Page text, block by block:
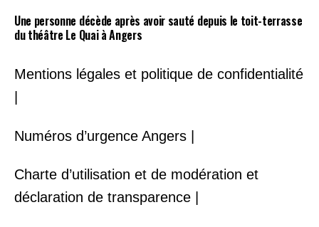
Une personne décède après avoir sauté depuis le toit-terrasse
du théâtre Le Quai à Angers
Mentions légales et politique de confidentialité
Numéros d’urgence Angers |
Charte d’utilisation et de modération et
déclaration de transparence |